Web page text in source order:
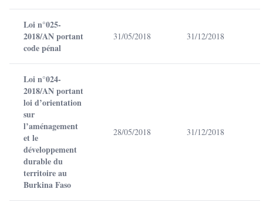
Loi n°025-
2018/AN portant
code pénal
31/05/2018 31/12/2018
Loi n°024-
2018/AN portant
loi d’orientation
sur
l’aménagement
et le
développement
durable du
territoire au
Burkina Faso
28/05/2018 31/12/2018